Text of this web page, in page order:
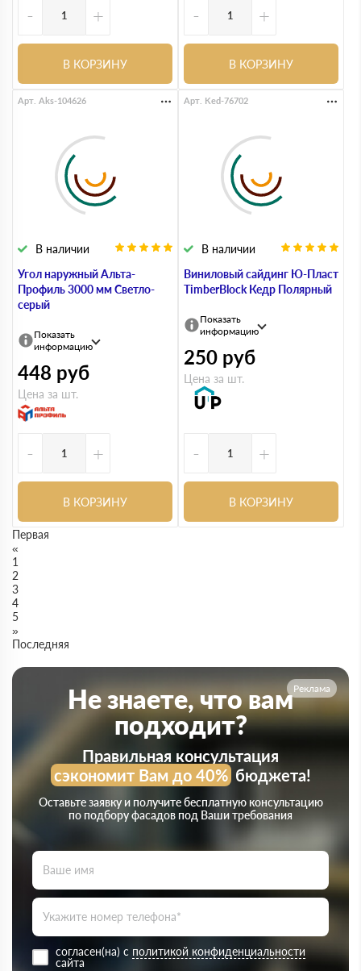
- +
В КОРЗИНУ
- +
В КОРЗИНУ
Угол наружный Альта-
Профиль 3000 мм Светло-
серый
В наличии
Арт. Aks-104626
Показать
информацию
448 руб
Цена за шт.
- +
В КОРЗИНУ
Виниловый сайдинг Ю-Пласт
TimberBlock Кедр Полярный
В наличии
Арт. Ked-76702
Показать
информацию
250 руб
Цена за шт.
- +
В КОРЗИНУ
Первая
«
1
2
3
4
5
»
Последняя
Реклама
Не знаете, что вам
подходит?
Правильная консультация
сэкономит Вам до 40%бюджета!
Оставьте заявку и получите бесплатную консультацию
по подбору фасадов под Ваши требования
согласен(на) с политикой конфиденциальности
сайта